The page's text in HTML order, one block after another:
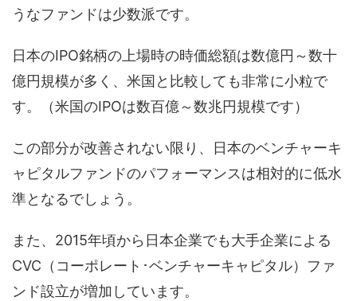
うなファンドは少数派です。
日本のIPO銘柄の上場時の時価総額は数億円～数十
億円規模が多く、米国と比較しても非常に小粒で
す。（米国のIPOは数百億～数兆円規模です）
この部分が改善されない限り、日本のベンチャーキ
ャピタルファンドのパフォーマンスは相対的に低水
準となるでしょう。
また、2015年頃から日本企業でも大手企業による
CVC（コーポレート･ベンチャーキャピタル）ファ
ンド設立が増加しています。